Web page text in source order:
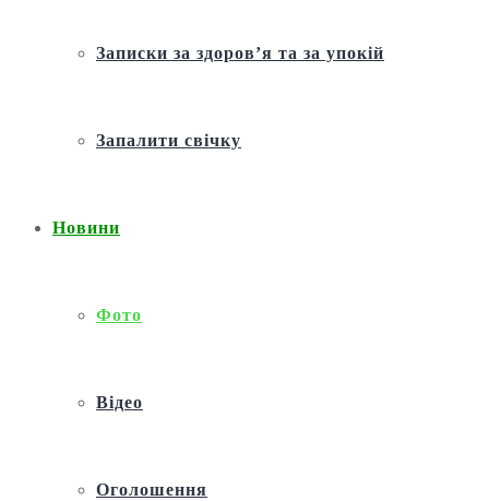
Записки за здоров’я та за упокій
Запалити свічку
Новини
Фото
Відео
Оголошення